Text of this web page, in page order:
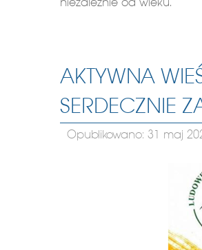
niezależnie od wieku.
AKTYWNA
SERDECZNIE
Opublikowano: 31 maj